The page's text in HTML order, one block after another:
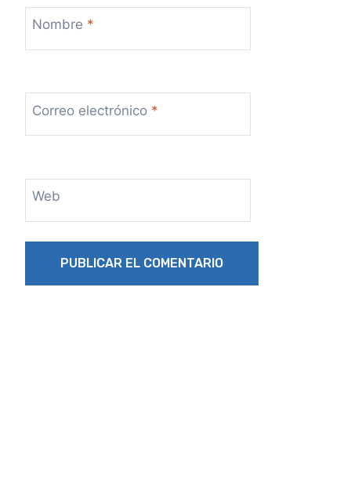
Nombre *
Correo electrónico *
Web